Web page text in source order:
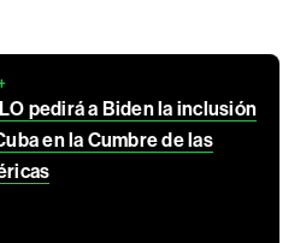
pedirá a Biden la inclusión
en la Cumbre de las